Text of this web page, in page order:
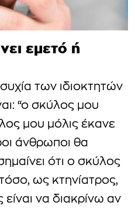
εμετό ή
των ιδιοκτητών
“ο σκύλος μου
μου μόλις έκανε
άνθρωποι θα
ότι ο σκύλος
ως κτηνίατρος,
να διακρίνω αν